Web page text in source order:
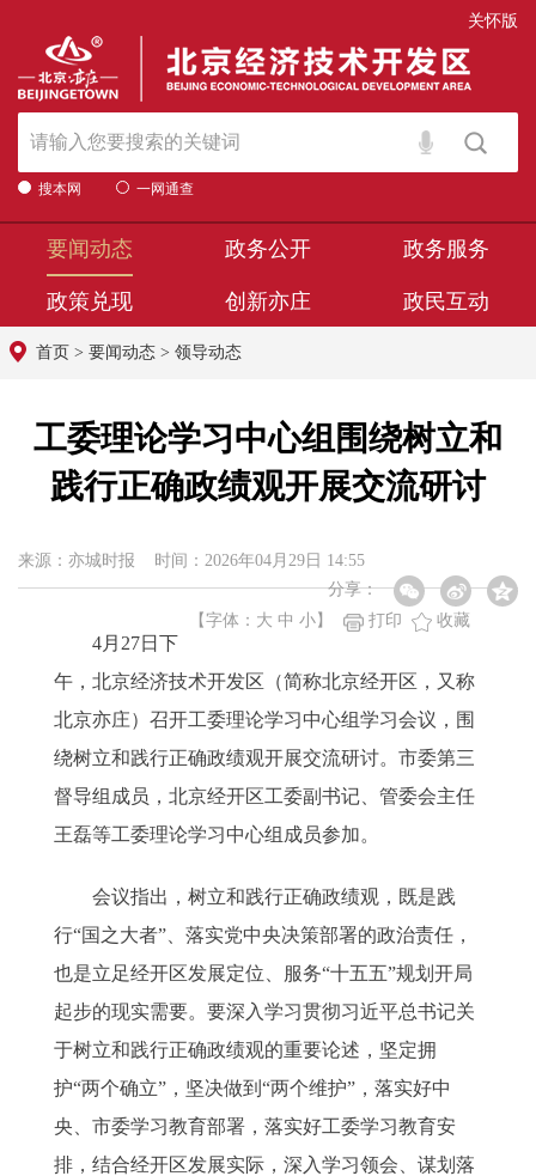
关怀版
搜本网 一网通查
要闻动态 政务公开 政务服务
政策兑现 创新亦庄 政民互动
首页 > 要闻动态 > 领导动态
工委理论学习中心组围绕树立和
践行正确政绩观开展交流研讨
来源：亦城时报 时间：2026年04月29日 14:55
分享：
【字体： 大 中 小 】 打印 收藏
4月27日下
午，北京经济技术开发区（简称北京经开区，又称
北京亦庄）召开工委理论学习中心组学习会议，围
绕树立和践行正确政绩观开展交流研讨。市委第三
督导组成员，北京经开区工委副书记、管委会主任
王磊等工委理论学习中心组成员参加。
会议指出，树立和践行正确政绩观，既是践
行“国之大者”、落实党中央决策部署的政治责任，
也是立足经开区发展定位、服务“十五五”规划开局
起步的现实需要。要深入学习贯彻习近平总书记关
于树立和践行正确政绩观的重要论述，坚定拥
护“两个确立”，坚决做到“两个维护”，落实好中
央、市委学习教育部署，落实好工委学习教育安
排，结合经开区发展实际，深入学习领会、谋划落